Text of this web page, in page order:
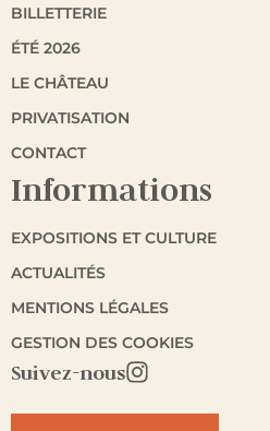
BILLETTERIE
ÉTÉ 2026
LE CHÂTEAU
PRIVATISATION
CONTACT
Informations
EXPOSITIONS ET CULTURE
ACTUALITÉS
MENTIONS LÉGALES
GESTION DES COOKIES
Suivez-nous